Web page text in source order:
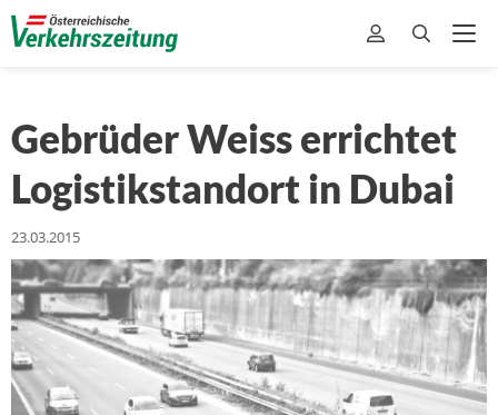
Gebrüder Weiss errichtet
Logistikstandort in Dubai
23.03.2015